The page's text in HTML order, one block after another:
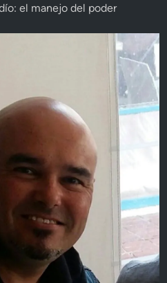
el manejo del poder